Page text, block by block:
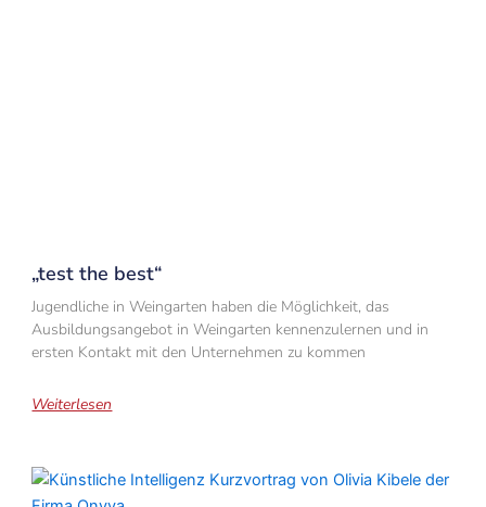
„test the best“
Jugendliche in Weingarten haben die Möglichkeit, das
Ausbildungsangebot in Weingarten kennenzulernen und in
ersten Kontakt mit den Unternehmen zu kommen
Weiterlesen